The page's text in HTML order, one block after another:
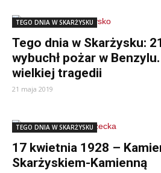
TEGO DNIA W SKARŻYSKU
Tego dnia w Skarżysku:
wybuchł pożar w
wielkiej tragedii
21 maja 2019
TEGO DNIA W SKARŻYSKU
17 kwietnia 1928 –
Skarżyskiem-Kamienną